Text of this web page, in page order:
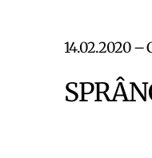
14.02.2020 –